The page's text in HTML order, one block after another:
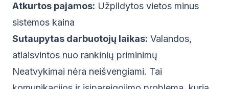
Atkurtos pajamos: Užpildytos vietos minus
sistemos kaina
Sutaupytas darbuotojų laikas: Valandos,
atlaisvintos nuo rankinių priminimų
Neatvykimai nėra neišvengiami. Tai